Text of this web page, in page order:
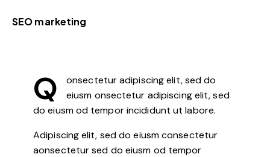
SEO marketing
Q
onsectetur adipiscing elit, sed do
eiusm onsectetur adipiscing elit, sed
do eiusm od tempor incididunt ut labore.
Adipiscing elit, sed do eiusm consectetur
aonsectetur sed do eiusm od tempor